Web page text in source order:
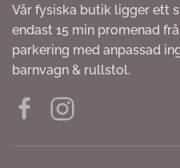
Vår fysiska butik ligger ett
endast 15 min promenad
parkering med anpassad
barnvagn & rullstol.